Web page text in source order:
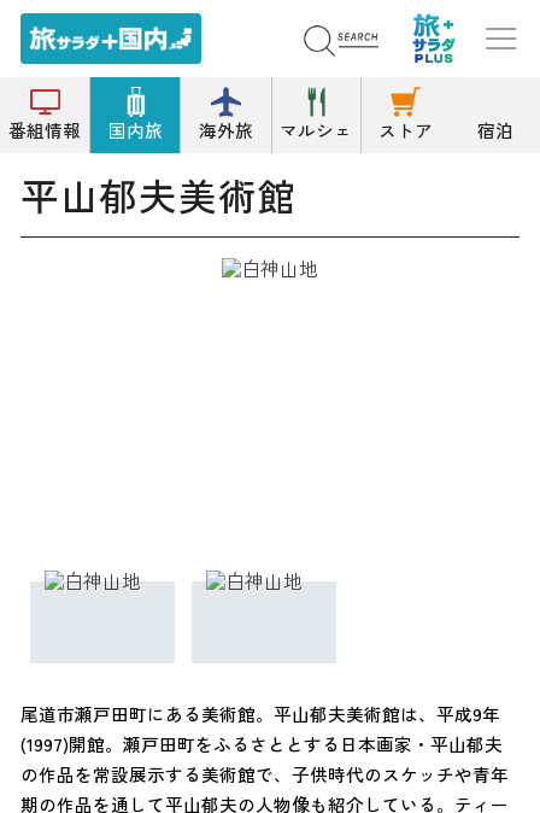
番組情報 国内旅 海外旅 マルシェ ストア 宿泊
トップ 美術館 平山郁夫美術館
平山郁夫美術館
尾道市瀬戸田町にある美術館。平山郁夫美術館は、平成9年
(1997)開館。瀬戸田町をふるさととする日本画家・平山郁夫
の作品を常設展示する美術館で、子供時代のスケッチや青年
期の作品を通して平山郁夫の人物像も紹介している。ティー